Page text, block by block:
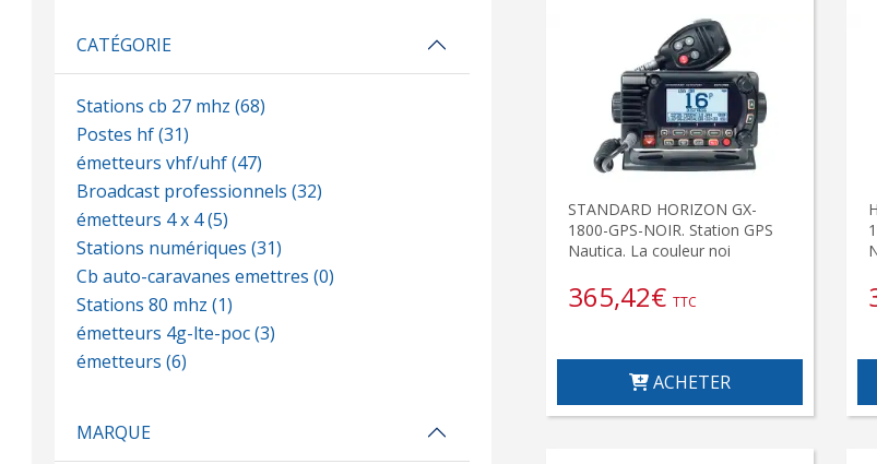
CATÉGORIE
Stations cb 27 mhz (68)
Postes hf (31)
émetteurs vhf/uhf (47)
Broadcast professionnels (32)
émetteurs 4 x 4 (5)
Stations numériques (31)
Cb auto-caravanes emettres (0)
Stations 80 mhz (1)
émetteurs 4g-lte-poc (3)
émetteurs (6)
MARQUE
STANDARD HORIZON GX-
1800-GPS-NOIR. Station GPS
Nautica. La couleur noi
365,42€ TTC
ACHETER